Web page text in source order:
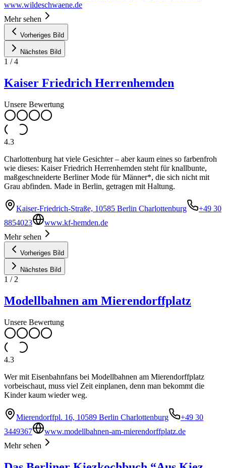
www.wildeschwaene.de
Mehr sehen
Vorheriges Bild
Nächstes Bild
1 /4
Kaiser Friedrich Herrenhemden
Unsere Bewertung
4.3
Charlottenburg hat viele Gesichter – aber kaum eines so farbenfroh
wie dieses: Kaiser Friedrich Herrenhemden steht für knallbunte,
maßgeschneiderte Berliner Mode für Männer*, die sich nicht mit
Grau abfinden. Made in Berlin, getragen mit Haltung.
Kaiser-Friedrich-Straße, 10585 Berlin Charlottenburg
+49 30
8854023
www.kf-hemden.de
Mehr sehen
Vorheriges Bild
Nächstes Bild
1 / 2
Modellbahnen am Mierendorffplatz
Unsere Bewertung
4.3
Wer mit Eisenbahnfans bei Modellbahnen am Mierendorffplatz
vorbeischaut, muss viel Zeit einplanen, denn man bekommt die
Kinder kaum wieder weg.
Mierendorffpl. 16, 10589 Berlin Charlottenburg
+49 30
3449367
www.modellbahnen-am-mierendorffplatz.de
Mehr sehen